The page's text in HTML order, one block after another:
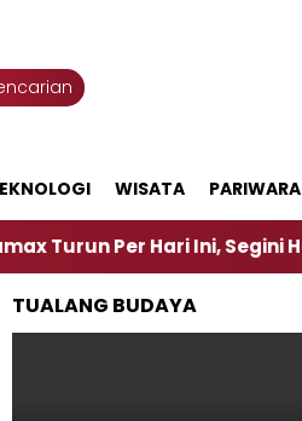
WISATA PARIWARA
Hari Ini, Segini Harganya
TUALANG BUDAYA